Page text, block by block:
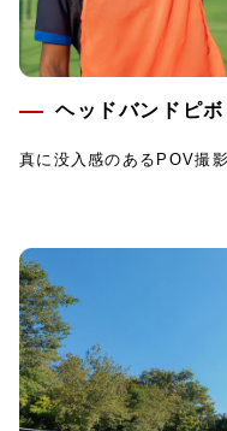
ヘッドバンドピ
真に没入感のあるPOV撮影